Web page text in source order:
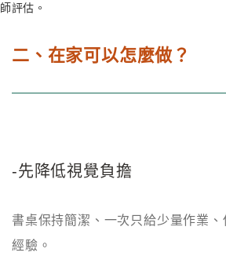
師評估。
二、在家可以怎麼做？
-先降低視覺負擔
書桌保持簡潔、一次只給少量作業
經驗。